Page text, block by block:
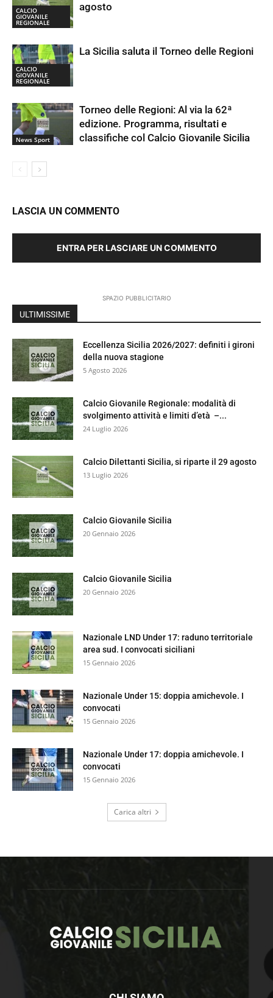
CALCIO
GIOVANILE
REGIONALE
agosto
CALCIO
GIOVANILE
REGIONALE
La Sicilia saluta il Torneo delle Regioni
News Sport
Torneo delle Regioni: Al via la 62ª
edizione. Programma, risultati e
classifiche col Calcio Giovanile Sicilia
LASCIA UN COMMENTO
ENTRA PER LASCIARE UN COMMENTO
SPAZIO PUBBLICITARIO
ULTIMISSIME
Eccellenza Sicilia 2026/2027: definiti i gironi
della nuova stagione
5 Agosto 2026
Calcio Giovanile Regionale: modalità di
svolgimento attività e limiti d’età –...
24 Luglio 2026
Calcio Dilettanti Sicilia, si riparte il 29 agosto
13 Luglio 2026
Calcio Giovanile Sicilia
20 Gennaio 2026
Calcio Giovanile Sicilia
20 Gennaio 2026
Nazionale LND Under 17: raduno territoriale
area sud. I convocati siciliani
15 Gennaio 2026
Nazionale Under 15: doppia amichevole. I
convocati
15 Gennaio 2026
Nazionale Under 17: doppia amichevole. I
convocati
15 Gennaio 2026
Carica altri